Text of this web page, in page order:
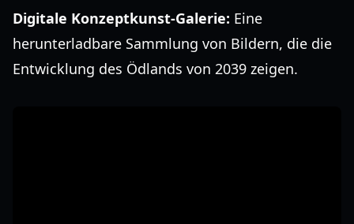
Digitale Konzeptkunst-Galerie: Eine
herunterladbare Sammlung von Bildern, die die
Entwicklung des Ödlands von 2039 zeigen.